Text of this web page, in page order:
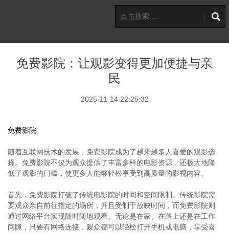
免费影院：让观影变得更加便捷与亲
民
2025-11-14 22:25:32
免费影院
随着互联网技术的发展，免费影院成为了越来越多人喜爱的观影选
择。免费影院不仅为观众提供了丰富多样的电影资源，还极大地降
低了观影的门槛，使更多人能够轻松享受到高质量的影视内容。
首先，免费影院打破了传统电影院的时间和空间限制。传统影院需
要观众亲自前往指定的场所，并且受制于放映时间，而免费影院则
通过网络平台实现随时随地观看。无论是在家、在路上还是在工作
间隙，只要有网络连接，观众都可以轻松打开手机或电脑，享受喜